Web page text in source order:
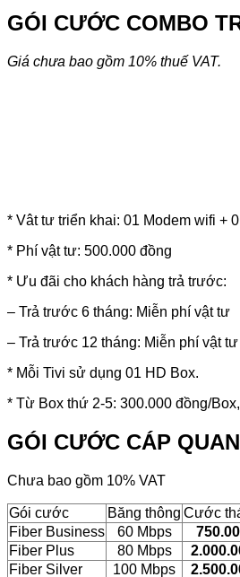
GÓI CƯỚC COMBO
Giá chưa bao gồm 10% thuế VAT.
* Vât tư triển khai: 01 Modem wifi +
* Phí vật tư: 500.000 đồng
* Ưu đãi cho khách hàng trả trước:
– Trả trước 6 tháng: Miễn phí vật tư
– Trả trước 12 tháng: Miễn phí vật
* Mỗi Tivi sử dụng 01 HD Box.
* Từ Box thứ 2-5: 300.000 đồng/
GÓI CƯỚC CÁP
Chưa bao gồm 10% VAT
Gói cước Băng thông Cước
Fiber Business
60 Mbps
Fiber Plus
80 Mbps
Fiber Silver
100 Mbps